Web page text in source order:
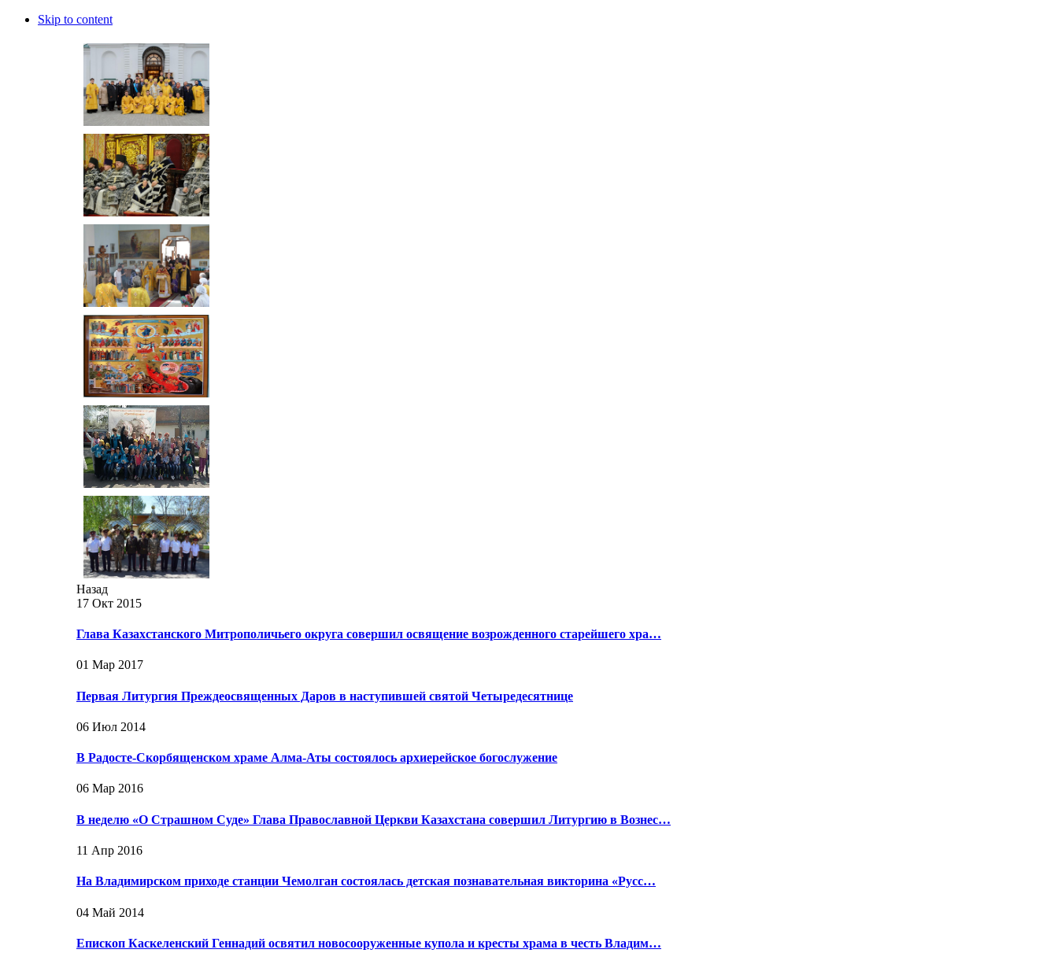
Skip to content
Назад
17 Окт 2015
Глава Казахстанского Митрополичьего округа совершил освящение возрожденного старейшего хра…
01 Мар 2017
Первая Литургия Преждеосвященных Даров в наступившей святой Четыредесятнице
06 Июл 2014
В Радосте-Скорбященском храме Алма-Аты состоялось архиерейское богослужение
06 Мар 2016
В неделю «О Страшном Суде» Глава Православной Церкви Казахстана совершил Литургию в Вознес…
11 Апр 2016
На Владимирском приходе станции Чемолган состоялась детская познавательная викторина «Русс…
04 Май 2014
Епископ Каскеленский Геннадий освятил новосооруженные купола и кресты храма в честь Владим…